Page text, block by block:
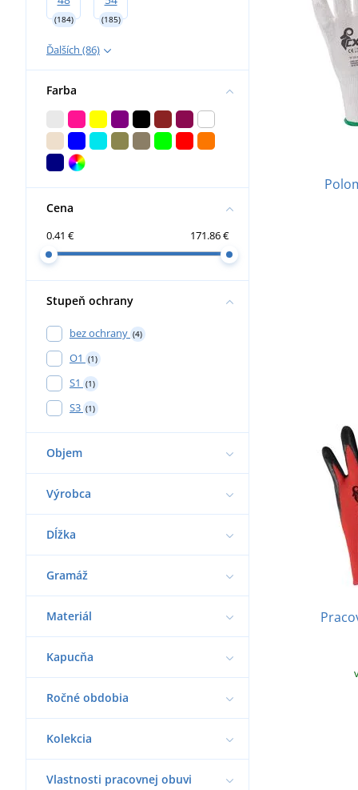
(184) (185)
Ďalších (86)
Farba
Cena
0.41 € 171.86 €
Stupeň ochrany
bez ochrany (4)
O1 (1)
S1 (1)
S3 (1)
Objem
Výrobca
Dĺžka
Gramáž
Materiál
Kapucňa
Ročné obdobia
Kolekcia
Vlastnosti pracovnej obuvi